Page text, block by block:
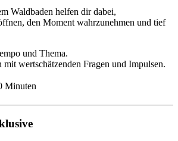
Waldbaden helfen dir dabei,
den Moment wahrzunehmen und tief
und Thema.
mit wertschätzenden Fragen und Impulsen.
Minuten